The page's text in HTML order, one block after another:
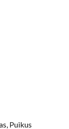
Puikus